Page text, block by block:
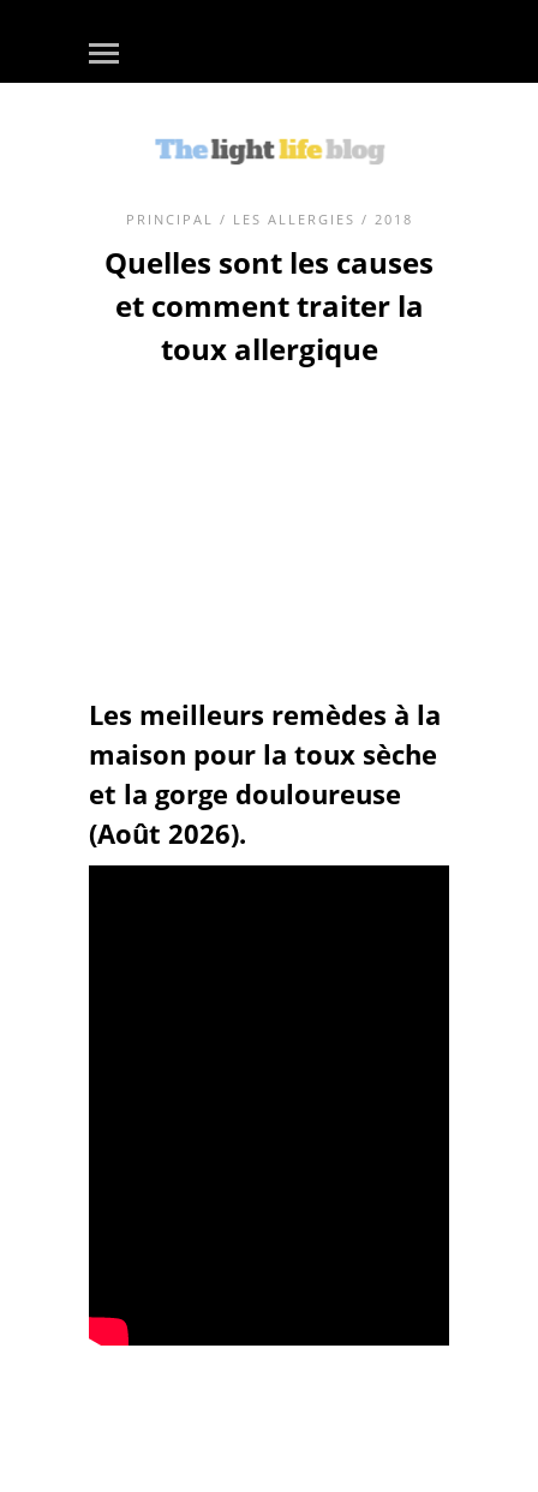
PRINCIPAL / LES ALLERGIES / 2018
Quelles sont les causes
et comment traiter la
toux allergique
Les meilleurs remèdes à la
maison pour la toux sèche
et la gorge douloureuse
(Août 2026).